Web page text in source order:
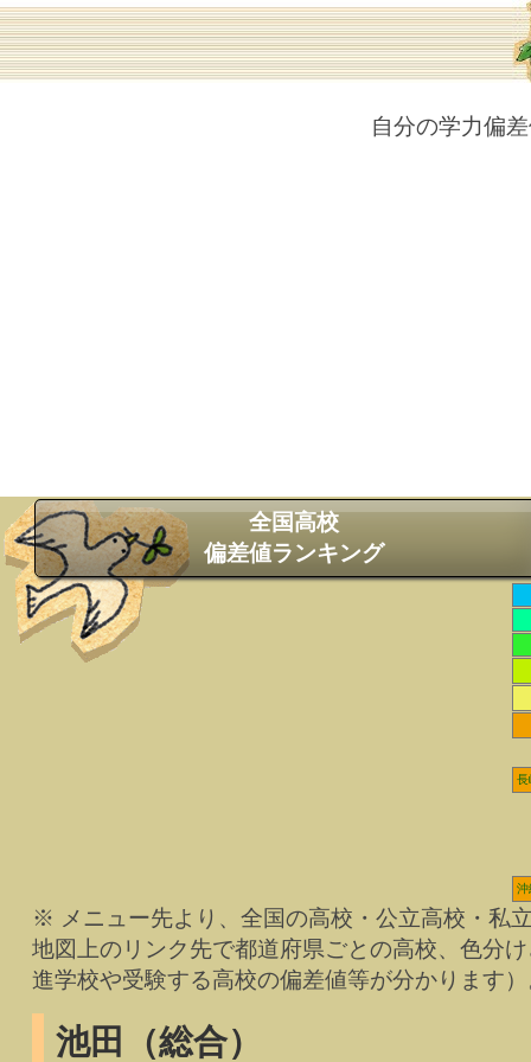
自分の学力偏
全国高校
偏差値ランキング
長
沖
※ メニュー先より、全国の高校・公立高校・私
地図上のリンク先で都道府県ごとの高校、色分
進学校や受験する高校の偏差値等が分かります
池田（総合）